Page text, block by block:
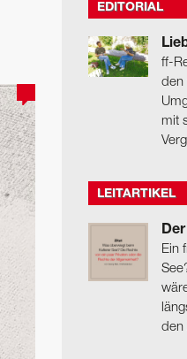
EDITORIAL
ff-
den
mit
LEITARTIKEL
Ein
den